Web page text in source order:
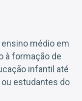
médio em
à formação de
infantil até
estudantes do